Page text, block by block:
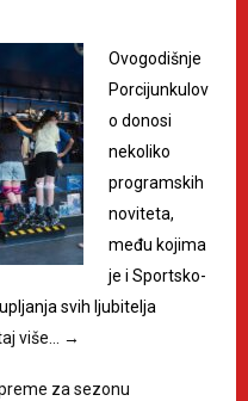
Ovogodišnje
Porcijunkulov
o donosi
nekoliko
programskih
noviteta,
među kojima
je i Sportsko-
svih ljubitelja
više… →
za sezonu